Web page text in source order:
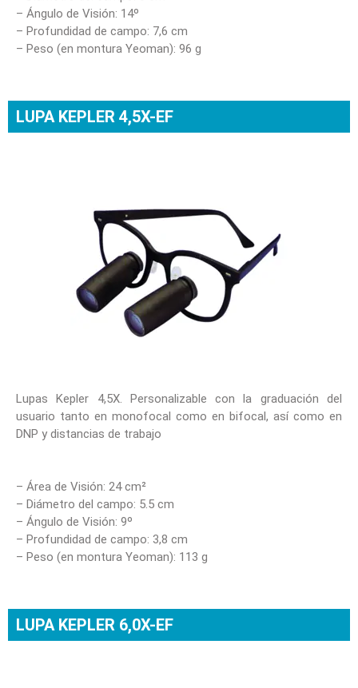
– Ángulo de Visión: 14º
– Profundidad de campo: 7,6 cm
– Peso (en montura Yeoman): 96 g
LUPA KEPLER 4,5X-EF
Lupas Kepler 4,5X. Personalizable con la graduación del
usuario tanto en monofocal como en bifocal, así como en
DNP y distancias de trabajo
– Área de Visión: 24 cm²
– Diámetro del campo: 5.5 cm
– Ángulo de Visión: 9º
– Profundidad de campo: 3,8 cm
– Peso (en montura Yeoman): 113 g
LUPA KEPLER 6,0X-EF